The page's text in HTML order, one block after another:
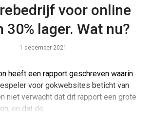
voor online
30% lager. Wat nu?
1 december 2021
heeft een rapport geschreven waarin
voor gokwebsites beticht van
niet verwacht dat dit rapport een grote
en dat de